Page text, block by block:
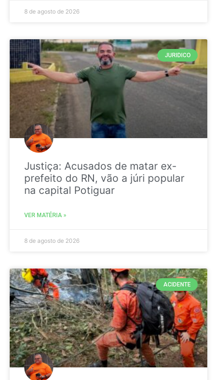
8 de agosto de 2026
JURIDICO
Justiça: Acusados de matar ex-
prefeito do RN, vão a júri popular
na capital Potiguar
VER MATÉRIA »
8 de agosto de 2026
ACIDENTE